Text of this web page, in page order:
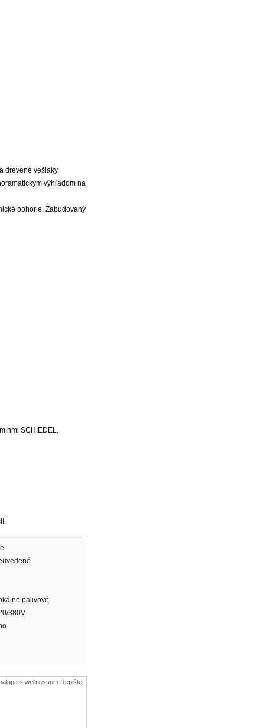
drevené vešiaky.
výhľadom na
pohorie. Zabudovaný
SCHIEDEL.
palivové
380V
s wellnessom Repište